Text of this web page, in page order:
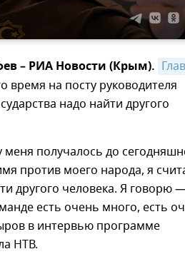
– РИА Новости (Крым).
время на посту руководителя
надо найти другого
меня получалось до
против моего народа, я
другого человека. Я говорю
есть очень много, есть
в интервью программе
НТВ.